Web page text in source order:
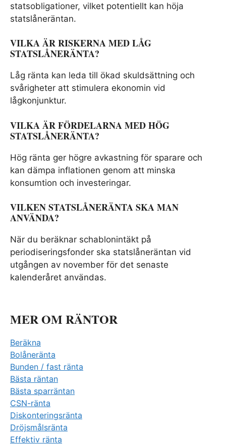
statsobligationer, vilket potentiellt kan höja
statslåneräntan.
VILKA ÄR RISKERNA MED LÅG
STATSLÅNERÄNTA?
Låg ränta kan leda till ökad skuldsättning och
svårigheter att stimulera ekonomin vid
lågkonjunktur.
VILKA ÄR FÖRDELARNA MED HÖG
STATSLÅNERÄNTA?
Hög ränta ger högre avkastning för sparare och
kan dämpa inflationen genom att minska
konsumtion och investeringar.
VILKEN STATSLÅNERÄNTA SKA MAN
ANVÄNDA?
När du beräknar schablonintäkt på
periodiseringsfonder ska statslåneräntan vid
utgången av november för det senaste
kalenderåret användas.
MER OM RÄNTOR
Beräkna
Bolåneränta
Bunden / fast ränta
Bästa räntan
Bästa sparräntan
CSN-ränta
Diskonteringsränta
Dröjsmålsränta
Effektiv ränta